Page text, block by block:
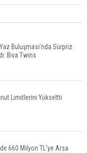
ve İş Yerini Satışa
Değişiyor: Dijital Altyapı
Buluşması’nda Sürpriz
Biva Twins
Limitlerini Yükseltti
660 Milyon TL’ye Arsa